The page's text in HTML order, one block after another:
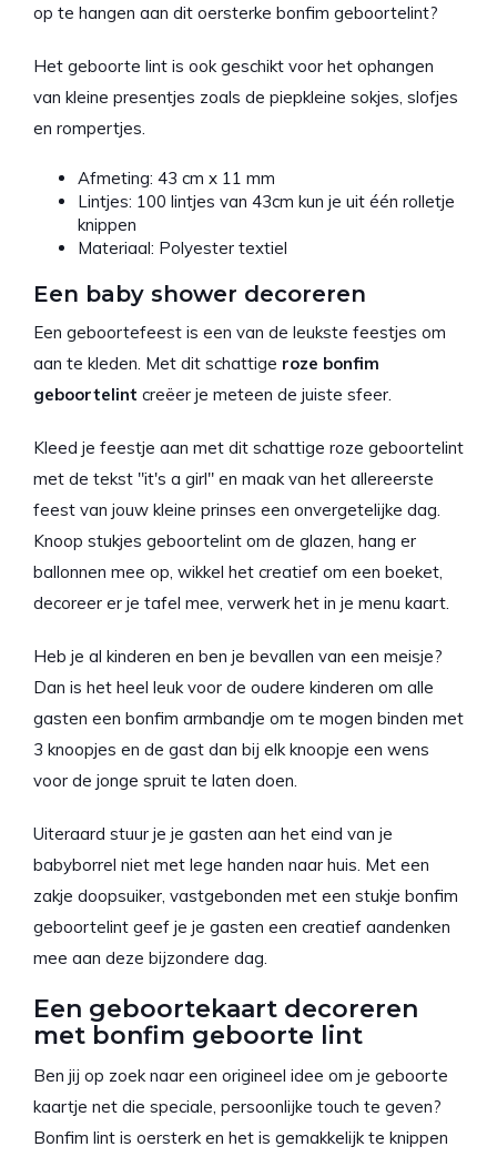
op te hangen aan dit oersterke bonfim geboortelint?
Het geboorte lint is ook geschikt voor het ophangen
van kleine presentjes zoals de piepkleine sokjes, slofjes
en rompertjes.
Afmeting: 43 cm x 11 mm
Lintjes: 100 lintjes van 43cm kun je uit één rolletje
knippen
Materiaal: Polyester textiel
Een baby shower decoreren
Een geboortefeest is een van de leukste feestjes om
aan te kleden. Met dit schattige roze bonfim
geboortelint creëer je meteen de juiste sfeer.
Kleed je feestje aan met dit schattige roze geboortelint
met de tekst "it's a girl" en maak van het allereerste
feest van jouw kleine prinses een onvergetelijke dag.
Knoop stukjes geboortelint om de glazen, hang er
ballonnen mee op, wikkel het creatief om een boeket,
decoreer er je tafel mee, verwerk het in je menu kaart.
Heb je al kinderen en ben je bevallen van een meisje?
Dan is het heel leuk voor de oudere kinderen om alle
gasten een bonfim armbandje om te mogen binden met
3 knoopjes en de gast dan bij elk knoopje een wens
voor de jonge spruit te laten doen.
Uiteraard stuur je je gasten aan het eind van je
babyborrel niet met lege handen naar huis. Met een
zakje doopsuiker, vastgebonden met een stukje bonfim
geboortelint geef je je gasten een creatief aandenken
mee aan deze bijzondere dag.
Een geboortekaart decoreren
met bonfim geboorte lint
Ben jij op zoek naar een origineel idee om je geboorte
kaartje net die speciale, persoonlijke touch te geven?
Bonfim lint is oersterk en het is gemakkelijk te knippen